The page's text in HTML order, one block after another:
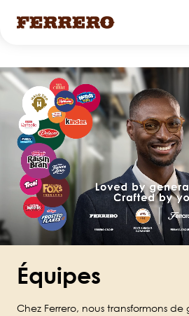
to
main
content
Équipes
Chez Ferrero, nous transformons de